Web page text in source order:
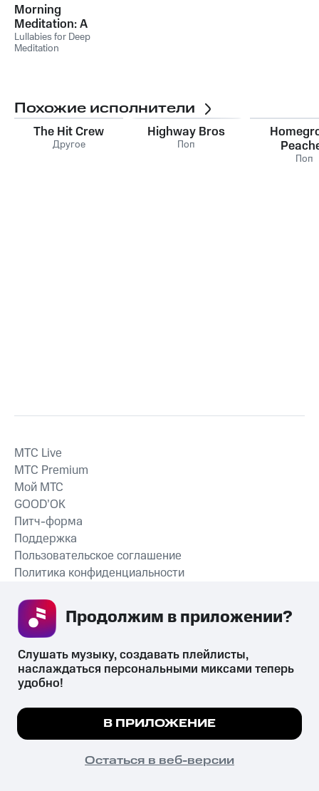
Morning
Meditation: A
Peaceful Way to
Start Your Day
Lullabies for Deep
Meditation
Похожие исполнители
The Hit Crew
Другое
Highway Bros
Поп
Поп
СКАЧАТЬ ПРИЛОЖЕНИЕ
MTС Live
MTС Premium
Мой МТС
GOOD’OK
Питч-форма
Поддержка
Пользовательское соглашение
Политика конфиденциальности
психотропных веществ, их аналогов причиняет вред здоровью,
их незаконный оборот запрещён и влечёт установленную
законодательством ответственность.
© 2026 ООО «КИОН».
Все права защищены
Мы используем куки, чтобы на сайте все
Подробнее
ПОНЯТНО
Слушать музыку, создавать плейлисты,
наслаждаться персональными миксами теперь
удобно!
В ПРИЛОЖЕНИЕ
Остаться в веб-версии